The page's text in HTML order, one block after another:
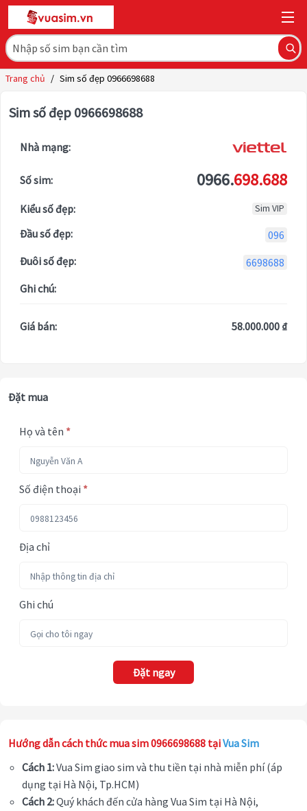
Trang chủ / Sim số đẹp 0966698688
Sim số đẹp 0966698688
Nhà mạng:
Số sim: 0966.698.688
Kiểu số đẹp: Sim VIP
Đầu số đẹp:
096
Đuôi số đẹp:
6698688
Ghi chú:
Giá bán: 58.000.000 ₫
Đặt mua
Họ và tên *
Số điện thoại *
Địa chỉ
Ghi chú
Đặt ngay
Hướng dẫn cách thức mua sim 0966698688 tạiVua Sim
Cách 1:Vua Sim giao sim và thu tiền tại nhà miễn phí (áp
dụng tại Hà Nội, Tp.HCM)
Cách 2:Quý khách đến cửa hàng Vua Sim tại Hà Nội,